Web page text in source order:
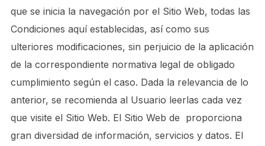
que se inicia la navegación por el Sitio Web, todas las
Condiciones aquí establecidas, así como sus
ulteriores modificaciones, sin perjuicio de la aplicación
de la correspondiente normativa legal de obligado
cumplimiento según el caso. Dada la relevancia de lo
anterior, se recomienda al Usuario leerlas cada vez
que visite el Sitio Web. El Sitio Web de proporciona
gran diversidad de información, servicios y datos. El